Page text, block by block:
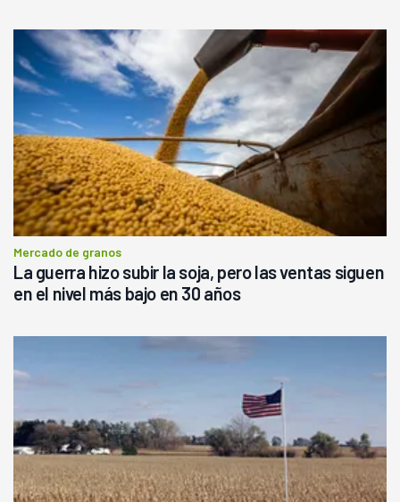
Mercado de granos
La guerra hizo subir la soja, pero las ventas siguen
en el nivel más bajo en 30 años